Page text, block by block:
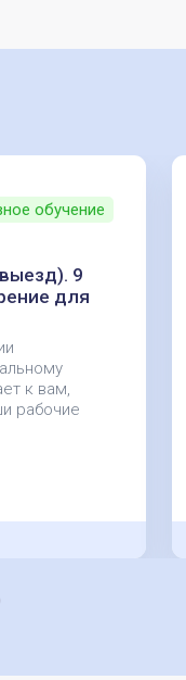
обучение
9
для
к вам,
рабочие